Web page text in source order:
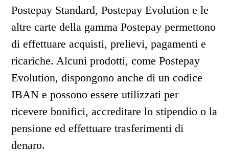
Postepay Standard, Postepay Evolution e le
altre carte della gamma Postepay permettono
di effettuare acquisti, prelievi, pagamenti e
ricariche. Alcuni prodotti, come Postepay
Evolution, dispongono anche di un codice
IBAN e possono essere utilizzati per
ricevere bonifici, accreditare lo stipendio o la
pensione ed effettuare trasferimenti di
denaro.